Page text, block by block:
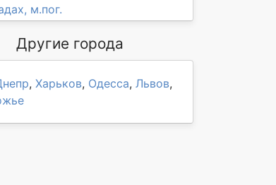
м.пог.
Другие города
, Харьков, Одесса, Львов,